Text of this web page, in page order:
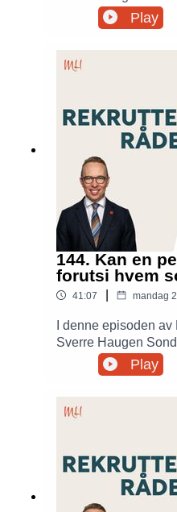
i Great Place to
hjulpet virksomheter
hvorfor kultur er
hvordan den
som faktisk gir
Play
144. Kan en
forutsi hvem
41:07 mandag
I denne episoden
Sverre Haugen
Head of Solutions i
oppgjør med myter
tester kan brukes
Play